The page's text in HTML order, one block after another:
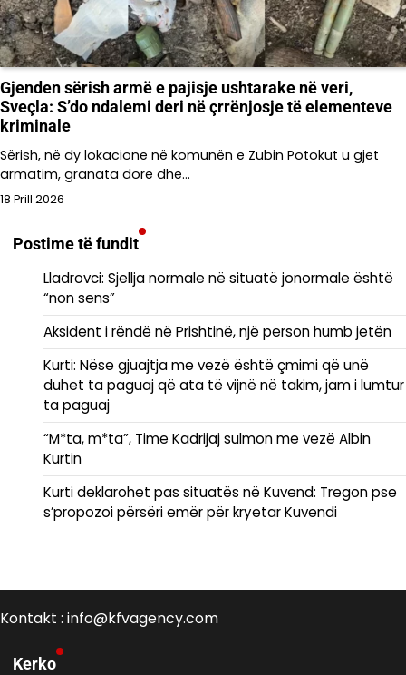
Gjenden sërish armë e pajisje ushtarake në veri,
Sveçla: S’do ndalemi deri në çrrënjosje të elementeve
kriminale
Sërish, në dy lokacione në komunën e Zubin Potokut u gjet
armatim, granata dore dhe…
18 Prill 2026
Postime të fundit
Lladrovci: Sjellja normale në situatë jonormale është
“non sens”
Aksident i rëndë në Prishtinë, një person humb jetën
Kurti: Nëse gjuajtja me vezë është çmimi që unë
duhet ta paguaj që ata të vijnë në takim, jam i lumtur
ta paguaj
“M*ta, m*ta”, Time Kadrijaj sulmon me vezë Albin
Kurtin
Kurti deklarohet pas situatës në Kuvend: Tregon pse
s’propozoi përsëri emër për kryetar Kuvendi
Kontakt : info@kfvagency.com
Kerko